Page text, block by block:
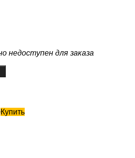
недоступен для заказа
Купить